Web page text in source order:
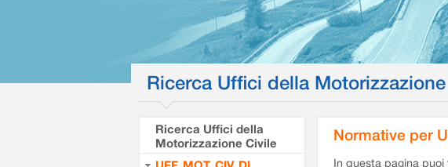
Ricerca Uffici della
Ricerca Uffici della
Motorizzazione Civile
Normative per
In questa pagina